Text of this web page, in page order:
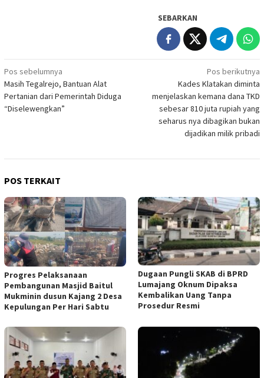
SEBARKAN
Navigasi
pos
Pos sebelumnya
Masih Tegalrejo, Bantuan Alat
Pertanian dari Pemerintah Diduga
“Diselewengkan”
Pos berikutnya
Kades Klatakan diminta
menjelaskan kemana dana TKD
sebesar 810 juta rupiah yang
seharus nya dibagikan bukan
dijadikan milik pribadi
POS TERKAIT
Progres Pelaksanaan
Pembangunan Masjid Baitul
Mukminin dusun Kajang 2 Desa
Kepulungan Per Hari Sabtu
Dugaan Pungli SKAB di BPRD
Lumajang Oknum Dipaksa
Kembalikan Uang Tanpa
Prosedur Resmi